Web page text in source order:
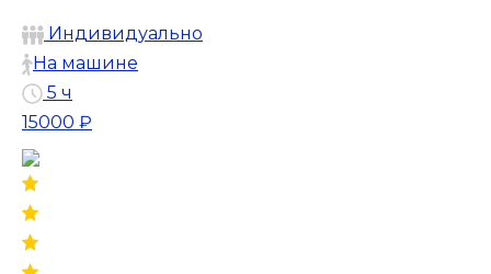
Индивидуально
На машине
5 ч
15000 ₽